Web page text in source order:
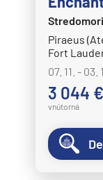
Piraeus
Fort
07. 11. - 03.
3 044 €
vnútorná